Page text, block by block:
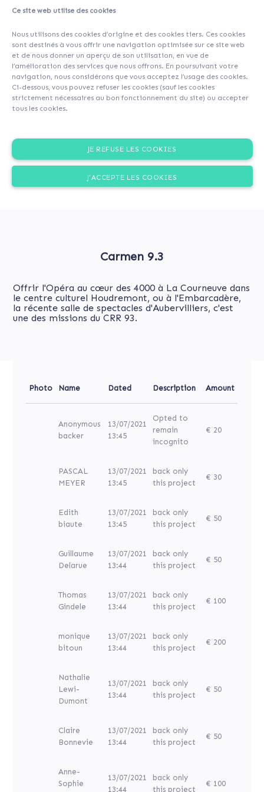
Ce site web utilise des cookies
Nous utilisons des cookies d’origine et des cookies tiers. Ces cookies
sont destinés à vous offrir une navigation optimisée sur ce site web
et de nous donner un aperçu de son utilisation, en vue de
l’amélioration des services que nous offrons. En poursuivant votre
navigation, nous considérons que vous acceptez l’usage des cookies.
Ci-dessous, vous pouvez refuser les cookies (sauf les cookies
strictement nécessaires au bon fonctionnement du site) ou accepter
tous les cookies.
JE REFUSE LES COOKIES
J'ACCEPTE LES COOKIES
Carmen 9.3
Offrir l'Opéra au cœur des 4000 à La Courneuve dans
le centre culturel Houdremont, ou à l'Embarcadère,
la récente salle de spectacles d'Aubervilliers, c'est
une des missions du CRR 93.
Photo Name Dated Description Amount
Anonymous
backer
13/07/2021
13:45
Opted to
remain
incognito
€ 20
PASCAL
MEYER
13/07/2021
13:45
back only
this project
€ 30
Edith
biaute
13/07/2021
13:45
back only
this project
€ 50
Guillaume
Delarue
13/07/2021
13:44
back only
this project
€ 50
Thomas
Gindele
13/07/2021
13:44
back only
this project
€ 100
monique
bitoun
13/07/2021
13:44
back only
this project
€ 200
Nathalie
Lewi-
Dumont
13/07/2021
13:44
back only
this project
€ 50
Claire
Bonnevie
13/07/2021
13:44
back only
this project
€ 50
Anne-
Sophie
13/07/2021
13:44
back only
this project
€ 100